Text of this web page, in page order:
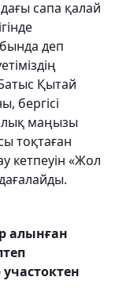
сапа қалай
деп
Қытай
бергісі
маңызы
тоқтаған
кетпеуін «Жол
алынған